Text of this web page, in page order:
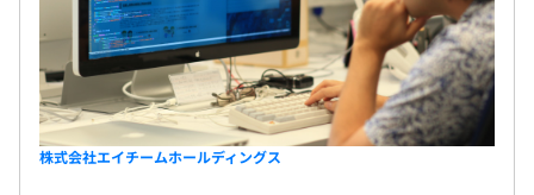
半期に1度の目標設定では、3年後・1年後のキャリアビジ
ョンを定め、上司と面談する機会を設けています。目標設
定は、半期目標を「行動目標」「スキル目標」「成果目
標」の3領域でそれぞれ設定します。「スキル目標」にお
いては、業務成果に紐づくスキル・能力向上を目標化しま
す。長期的（3年後・1年後）なキャリアビジョンを見据え
3カ月（待遇の変更はありません）
株式会社エイチームホールディングス